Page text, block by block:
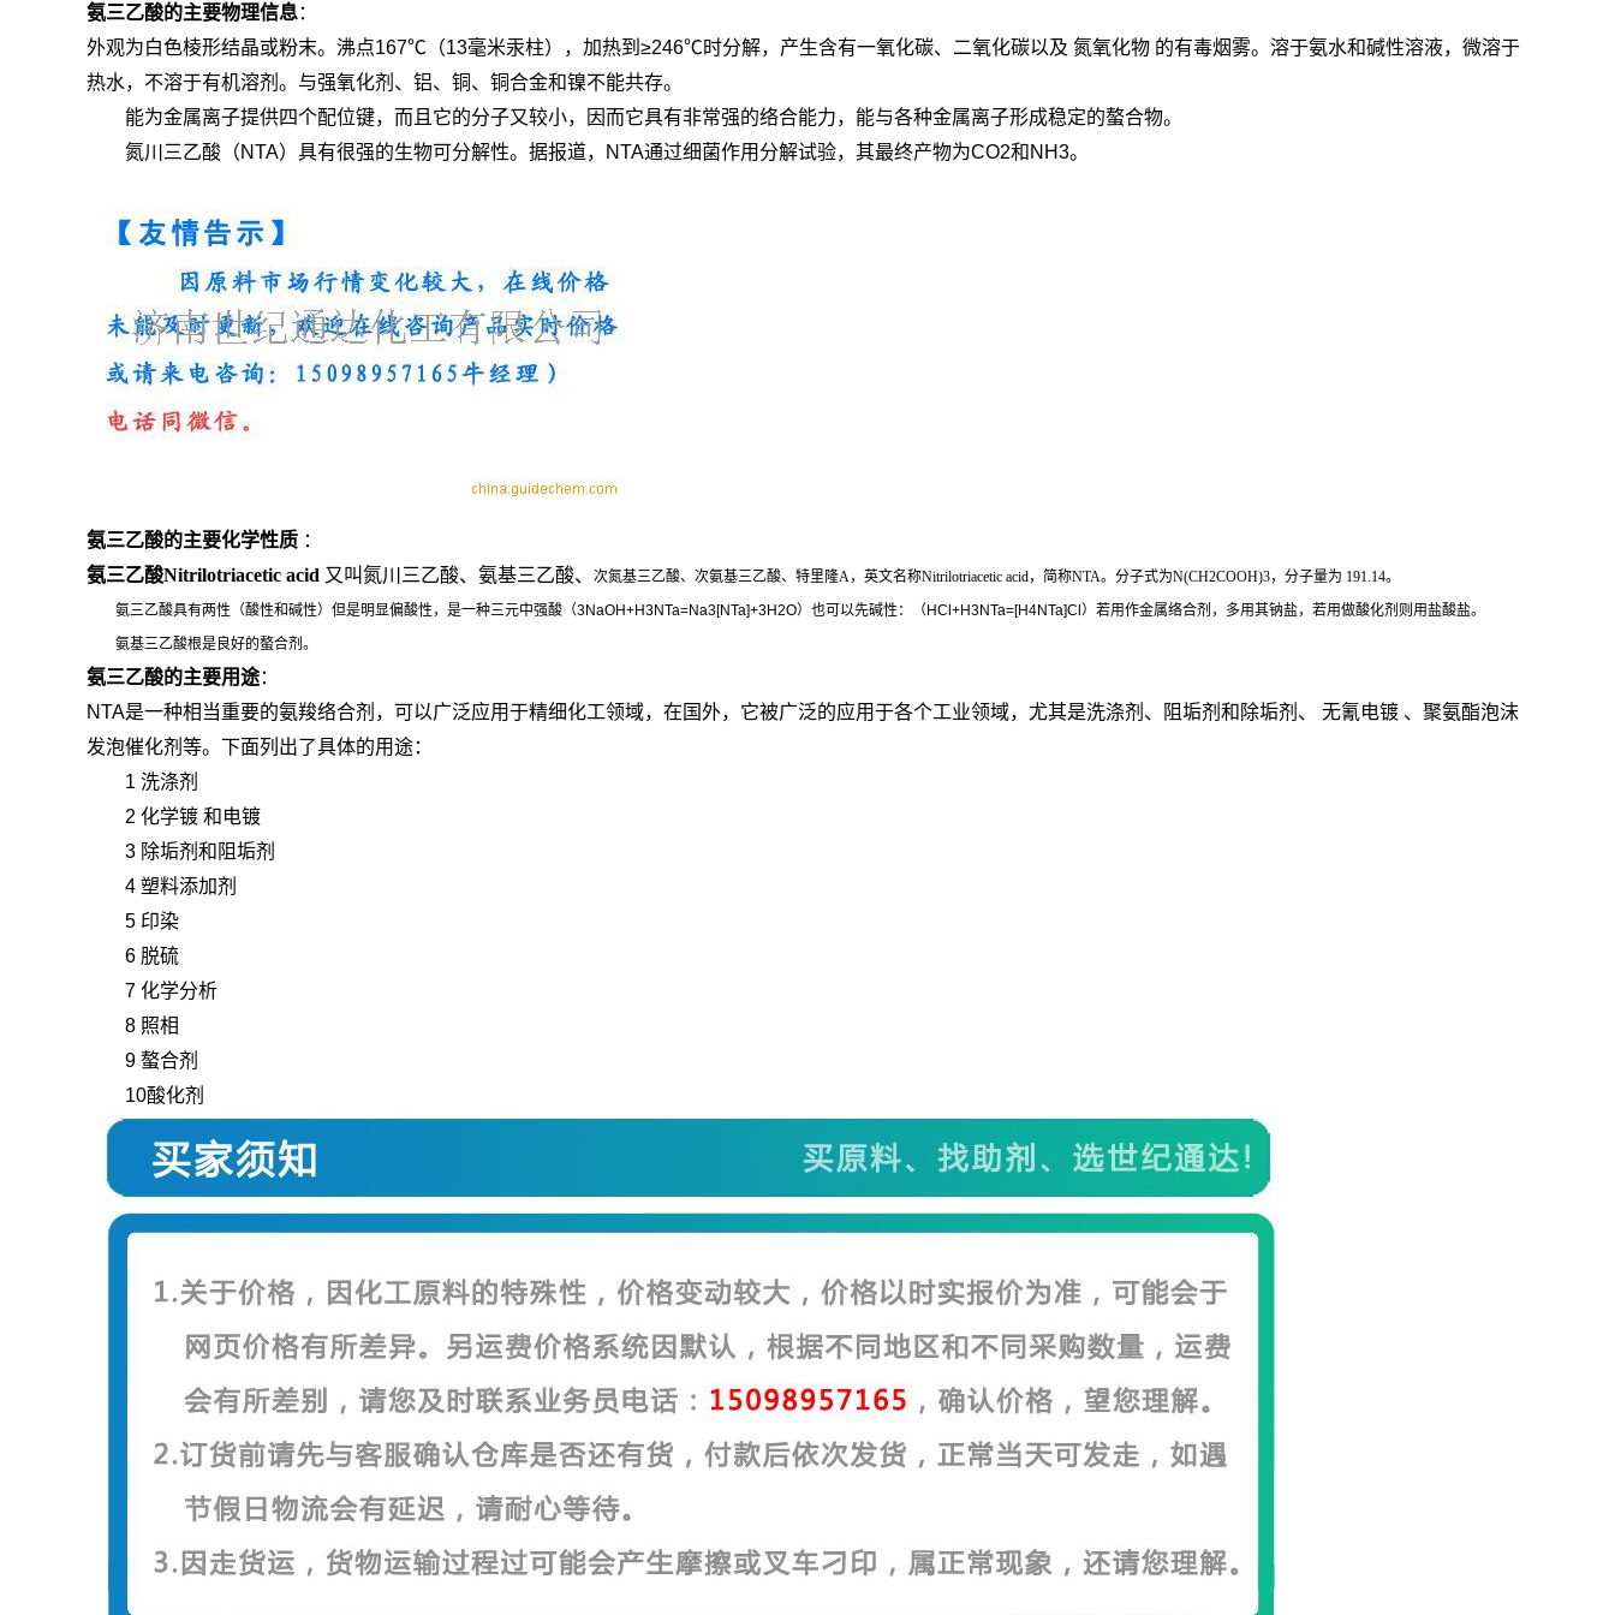
氨三乙酸的主要物理信息：
外观为白色棱形结晶或粉末。沸点167℃（13毫米汞柱），加热到≥246℃时分解，产生含有一氧化碳、二氧化碳以及 氮氧化物 的有毒烟雾。溶于氨水和碱性溶液，微溶于
热水，不溶于有机溶剂。与强氧化剂、铝、铜、铜合金和镍不能共存。
能为金属离子提供四个配位键，而且它的分子又较小，因而它具有非常强的络合能力，能与各种金属离子形成稳定的螯合物。
氮川三乙酸（NTA）具有很强的生物可分解性。据报道，NTA通过细菌作用分解试验，其最终产物为CO2和NH3。
氨三乙酸的主要化学性质 ：
氨三乙酸Nitrilotriacetic acid 又叫氮川三乙酸、氨基三乙酸、
次氮基三乙酸、次氨基三乙酸、特里隆A，英文名称Nitrilotriacetic acid，简称NTA。分子式为N(CH2COOH)3，分子量为 191.14。
氨三乙酸具有两性（酸性和碱性）但是明显偏酸性，是一种三元中强酸（3NaOH+H3NTa=Na3[NTa]+3H2O）也可以先碱性：（HCl+H3NTa=[H4NTa]Cl）若用作金属络合剂，多用其钠盐，若用做酸化剂则用盐酸盐。
氨基三乙酸根是良好的螯合剂。
氨三乙酸的主要用途：
NTA是一种相当重要的氨羧络合剂，可以广泛应用于精细化工领域，在国外，它被广泛的应用于各个工业领域，尤其是洗涤剂、阻垢剂和除垢剂、 无氰电镀 、聚氨酯泡沫
发泡催化剂等。下面列出了具体的用途：
1 洗涤剂
2 化学镀 和电镀
3 除垢剂和阻垢剂
4 塑料添加剂
5 印染
6 脱硫
7 化学分析
8 照相
9 螯合剂
10酸化剂